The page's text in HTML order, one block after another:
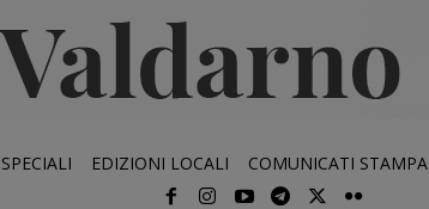
SPECIALI EDIZIONI LOCALI COMUNICATI STAMPA